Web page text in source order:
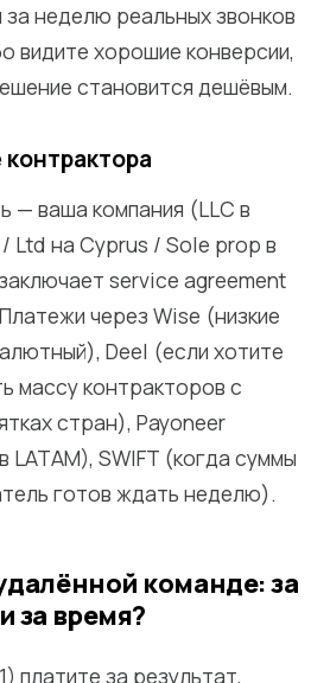
неделю реальных звонков
видите хорошие конверсии,
становится дешёвым.
— ваша компания (LLC в
/ Ltd на Cyprus / Sole prop в
service agreement
через Wise (низкие
Deel (если хотите
массу контракторов с
стран), Payoneer
LATAM), SWIFT (когда суммы
готов ждать неделю).
команде: за
за время?
платите за результат,